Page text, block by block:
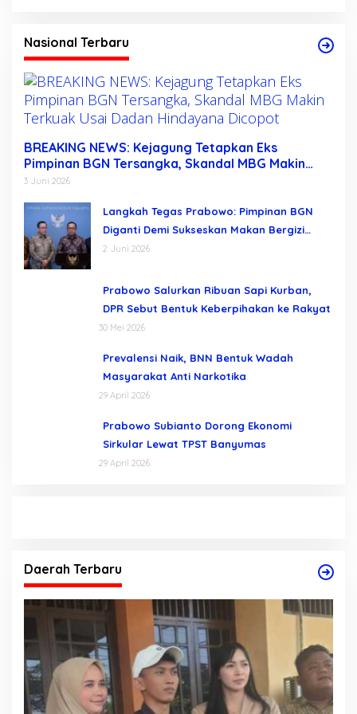
Nasional Terbaru
BREAKING NEWS: Kejagung Tetapkan Eks
Pimpinan BGN Tersangka, Skandal MBG Makin
Terkuak Usai Dadan Hindayana Dicopot
3 Juni 2026
Langkah Tegas Prabowo: Pimpinan BGN
Diganti Demi Sukseskan Makan Bergizi
Gratis
2 Juni 2026
Prabowo Salurkan Ribuan Sapi Kurban,
DPR Sebut Bentuk Keberpihakan ke Rakyat
30 Mei 2026
Prevalensi Naik, BNN Bentuk Wadah
Masyarakat Anti Narkotika
29 April 2026
Prabowo Subianto Dorong Ekonomi
Sirkular Lewat TPST Banyumas
29 April 2026
Daerah Terbaru